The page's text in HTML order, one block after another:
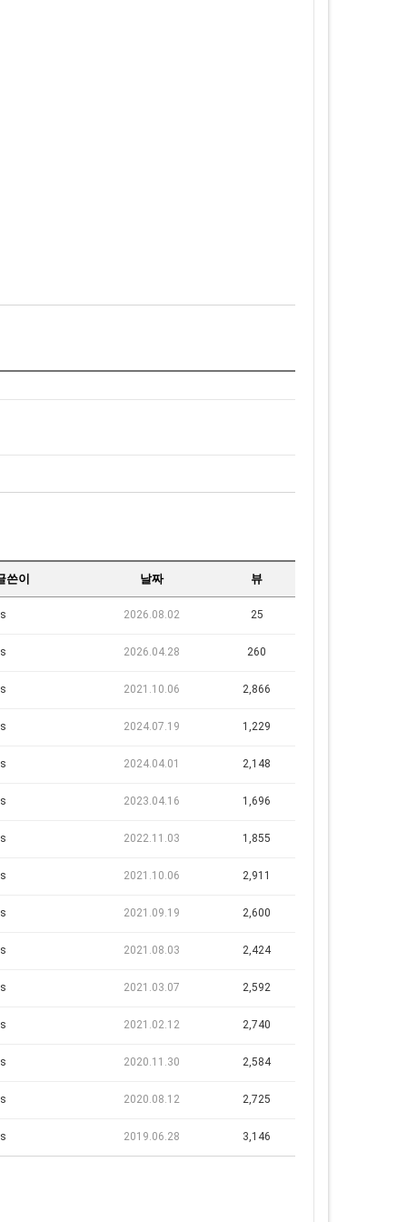
쓴이 날짜 뷰
2026.08.02 25
2026.04.28 260
2021.10.06 2,866
2024.07.19 1,229
2024.04.01 2,148
2023.04.16 1,696
2022.11.03 1,855
2021.10.06 2,911
2021.09.19 2,600
2021.08.03 2,424
2021.03.07 2,592
2021.02.12 2,740
2020.11.30 2,584
2020.08.12 2,725
2019.06.28 3,146